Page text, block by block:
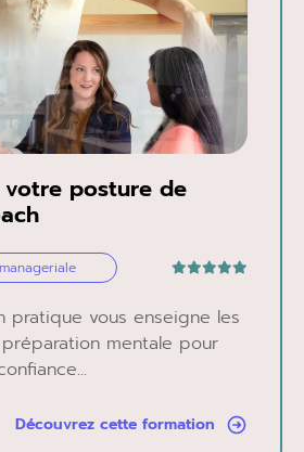
posture de
pratique vous enseigne les
mentale pour
Découvrez cette formation